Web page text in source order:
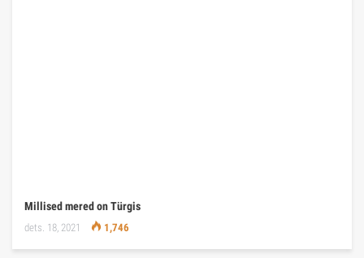
Millised mered on Türgis
dets. 18, 2021 1,746